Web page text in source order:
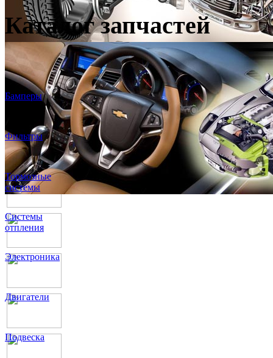
Каталог запчастей
Бамперы
Фильтры
Тормозные
системы
Системы
отпления
Электроника
Двигатели
Подвеска